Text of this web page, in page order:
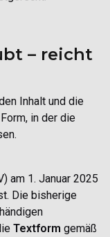
– reicht
Inhalt und die
, in der die
am 1. Januar 2025
Die bisherige
Textform gemäß